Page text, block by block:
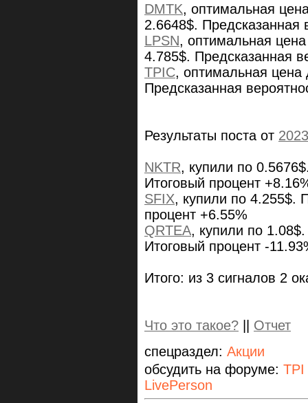
DMTK, оптимальная
2.6648$. Предсказанная
LPSN, оптимальная
4.785$. Предсказанная
TPIC, оптимальная
Предсказанная
Результаты поста от
NKTR, купили по
Итоговый процент
SFIX, купили по 4.255$.
процент +6.55%
QRTEA, купили по
Итоговый процент -
Итого: из 3 сигналов 2
Что это такое?
Отчет
спецраздел: Акции
обсудить на форуме: TPI
LivePerson